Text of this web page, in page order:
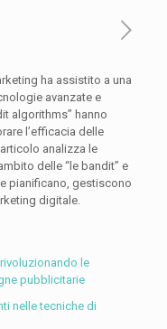
ha assistito a una
avanzate e
algorithms” hanno
l’efficacia delle
analizza le
delle “le bandit” e
pianificano, gestiscono
digitale.
le
pubblicitarie
nelle tecniche di